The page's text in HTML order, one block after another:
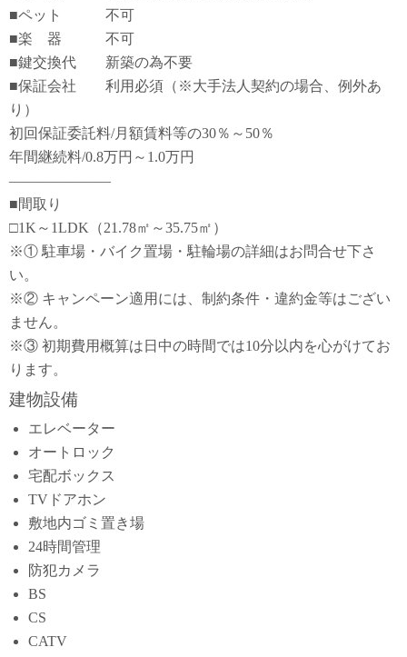
■ペット 不可
■楽 器 不可
■鍵交換代 新築の為不要
■保証会社 利用必須（※大手法人契約の場合、例外あ
り）
初回保証委託料/月額賃料等の30％～50％
年間継続料/0.8万円～1.0万円
―――――――
■間取り
□1K～1LDK（21.78㎡～35.75㎡）
※① 駐車場・バイク置場・駐輪場の詳細はお問合せ下さ
い。
※② キャンペーン適用には、制約条件・違約金等はござい
ません。
※③ 初期費用概算は日中の時間では10分以内を心がけてお
ります。
建物設備
エレベーター
オートロック
宅配ボックス
TVドアホン
敷地内ゴミ置き場
24時間管理
防犯カメラ
BS
CS
CATV